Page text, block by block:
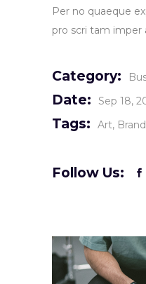
Per no quaeque
pro scri tam imper
Category:
Date: Sep 18,
Tags: Art
Follow Us: